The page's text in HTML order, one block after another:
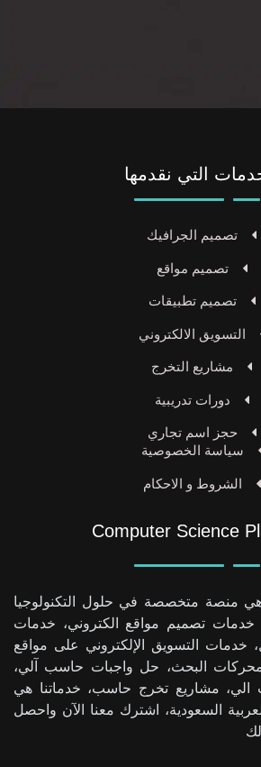
Computer Science
منصة متخصصة في حلول التكنولوجيا
خدمات تصميم مواقع الكتروني، خدمات
خدمات التسويق الإلكتروني على مواقع
ومحركات البحث، حل واجبات حاسب آلي،
مشاريع تخرج حاسب، خدماتنا هي
السعودية، اشترك معنا الآن واحصل
التي نقدمها
تصميم الجرافيك
تصميم مواقع
تصميم تطبيقات
التسويق الالكتروني
مشاريع التخرج
دورات تدريبية
حجز اسم تجاري
سياسة الخصوصية
الشروط و الاحكام